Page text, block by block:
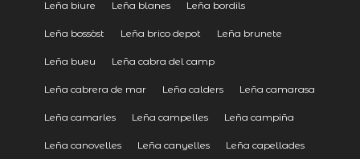
Leña biure Leña blanes Leña bordils
Leña bossòst Leña brico depot Leña brunete
Leña bueu Leña cabra del camp
Leña cabrera de mar Leña calders Leña camarasa
Leña camarles Leña campelles Leña campiña
Leña canovelles Leña canyelles Leña capellades